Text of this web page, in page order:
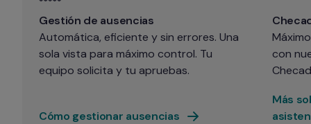
Gestión de ausencias
Automática, eficiente y sin errores. Una
sola vista para máximo control. Tu
equipo solicita y tu apruebas.
Cómo gestionar ausencias
con
Más